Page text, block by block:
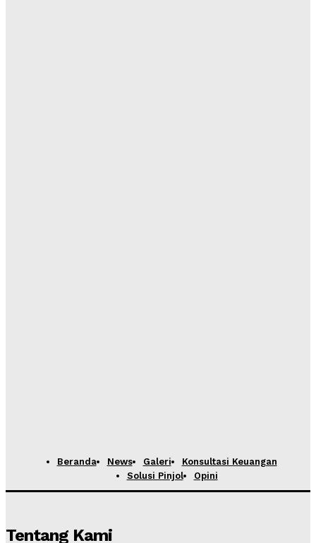
Beranda News Galeri
Konsultasi Keuangan
Solusi Pinjol
Opini
Tentang Kami